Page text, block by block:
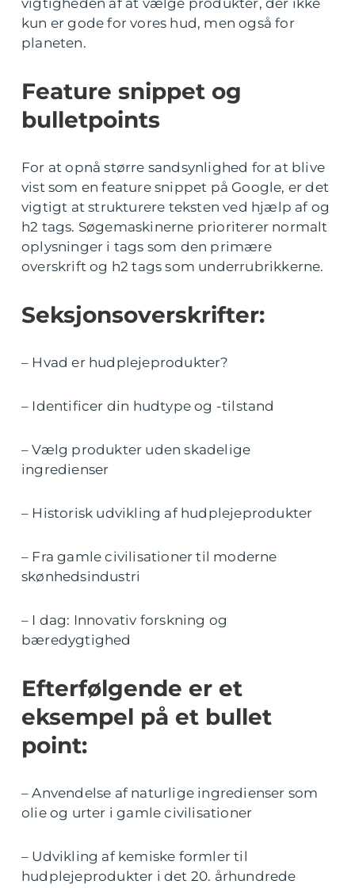
vigtigheden af at vælge produkter, der ikke
kun er gode for vores hud, men også for
planeten.
Feature snippet og
bulletpoints
For at opnå større sandsynlighed for at blive
vist som en feature snippet på Google, er det
vigtigt at strukturere teksten ved hjælp af og
h2 tags. Søgemaskinerne prioriterer normalt
oplysninger i tags som den primære
overskrift og h2 tags som underrubrikkerne.
Seksjonsoverskrifter:
– Hvad er hudplejeprodukter?
– Identificer din hudtype og -tilstand
– Vælg produkter uden skadelige
ingredienser
– Historisk udvikling af hudplejeprodukter
– Fra gamle civilisationer til moderne
skønhedsindustri
– I dag: Innovativ forskning og
bæredygtighed
Efterfølgende er et
eksempel på et bullet
point:
– Anvendelse af naturlige ingredienser som
olie og urter i gamle civilisationer
– Udvikling af kemiske formler til
hudplejeprodukter i det 20. århundrede